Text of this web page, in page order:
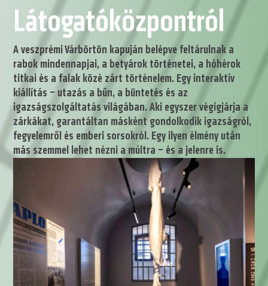
Látogatóközpontról
A veszprémi Várbörtön kapuján belépve feltárulnak a
rabok mindennapjai, a betyárok történetei, a hóhérok
titkai és a falak közé zárt történelem. Egy interaktív
kiállítás – utazás a bűn, a büntetés és az
igazságszolgáltatás világában. Aki egyszer végigjárja a
zárkákat, garantáltan másként gondolkodik igazságról,
fegyelemről és emberi sorsokról. Egy ilyen élmény után
más szemmel lehet nézni a múltra – és a jelenre is.